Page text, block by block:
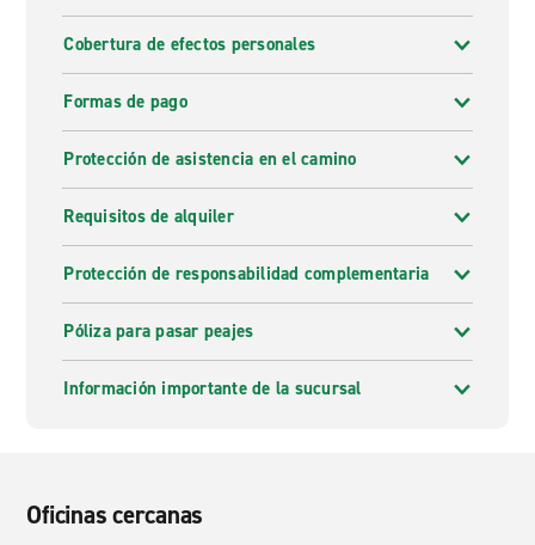
Cobertura de efectos personales
Formas de pago
Protección de asistencia en el camino
Requisitos de alquiler
Protección de responsabilidad complementaria
Póliza para pasar peajes
Información importante de la sucursal
Oficinas cercanas